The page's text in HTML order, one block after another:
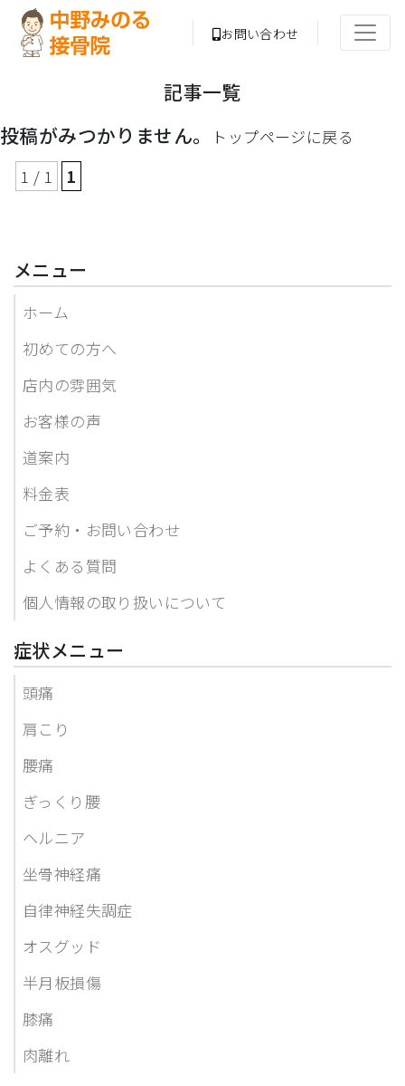
お問い合わせ
記事一覧
投稿がみつかりません。
トップページに戻る
1 / 1
1
メニュー
ホーム
初めての方へ
店内の雰囲気
お客様の声
道案内
料金表
ご予約・お問い合わせ
よくある質問
個人情報の取り扱いについて
症状メニュー
頭痛
肩こり
腰痛
ぎっくり腰
ヘルニア
坐骨神経痛
自律神経失調症
オスグッド
半月板損傷
膝痛
肉離れ